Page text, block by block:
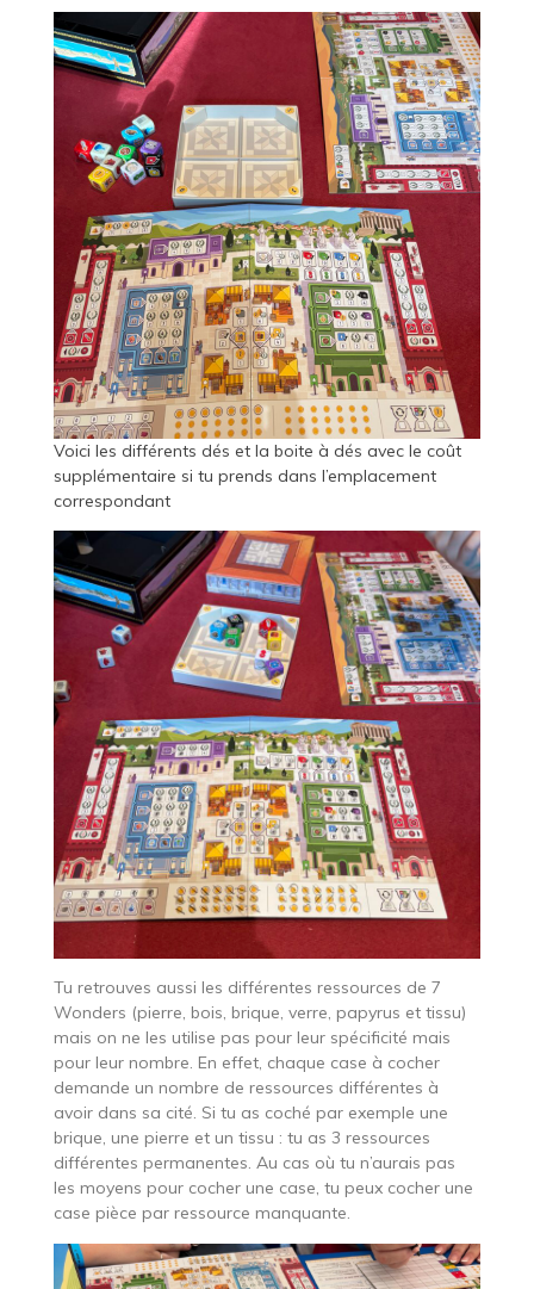
Voici les différents dés et la boite à dés avec le coût
supplémentaire si tu prends dans l’emplacement
correspondant
Tu retrouves aussi les différentes ressources de 7
Wonders (pierre, bois, brique, verre, papyrus et tissu)
mais on ne les utilise pas pour leur spécificité mais
pour leur nombre. En effet, chaque case à cocher
demande un nombre de ressources différentes à
avoir dans sa cité. Si tu as coché par exemple une
brique, une pierre et un tissu : tu as 3 ressources
différentes permanentes. Au cas où tu n’aurais pas
les moyens pour cocher une case, tu peux cocher une
case pièce par ressource manquante.